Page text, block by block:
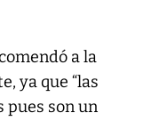
a la
ya que “las
pues son un